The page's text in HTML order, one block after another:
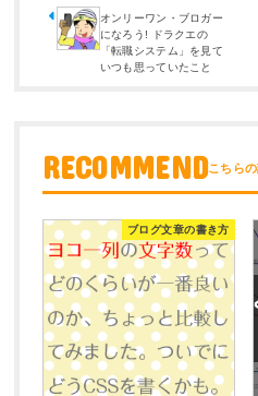
オンリーワン・ブロガー
になろう! ドラクエの
「転職システム」を見て
いつも思っていたこと
RECOMMEND
ブログ文章の書き方